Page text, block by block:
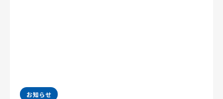
お知らせ